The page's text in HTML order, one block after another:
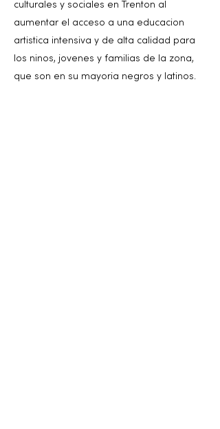
culturales y sociales en Trenton al
aumentar el acceso a una educacion
artistica intensiva y de alta calidad para
los ninos, jovenes y familias de la zona,
que son en su mayoria negros y latinos.